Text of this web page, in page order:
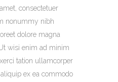
consectetuer
nonummy nibh
dolore magna
wisi enim ad minim
tation ullamcorper
ex ea commodo